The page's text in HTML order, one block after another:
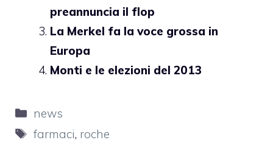
preannuncia il flop
La Merkel fa la voce grossa in
Europa
Monti e le elezioni del 2013
Categorie
news
Tag
farmaci, roche